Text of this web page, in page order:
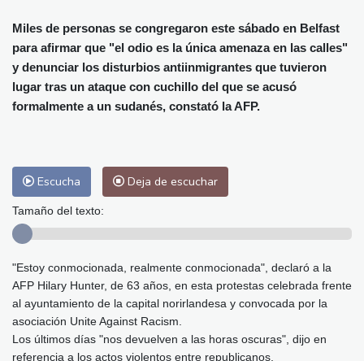
Málaga
33 °C Murcia
35 °C
Las Palmas de Gran Canaria
29 °C
Ibiza
31 °C Buenos Aires
10 °C
Caracas
24 °C Managua
24 °C
Miles de personas se congregaron este sábado en Belfast
para afirmar que "el odio es la única amenaza en las calles"
y denunciar los disturbios antiinmigrantes que tuvieron
lugar tras un ataque con cuchillo del que se acusó
formalmente a un sudanés, constató la AFP.
Escucha Deja de escuchar
Tamaño del texto:
"Estoy conmocionada, realmente conmocionada", declaró a la
AFP Hilary Hunter, de 63 años, en esta protestas celebrada frente
al ayuntamiento de la capital norirlandesa y convocada por la
asociación Unite Against Racism.
Los últimos días "nos devuelven a las horas oscuras", dijo en
referencia a los actos violentos entre republicanos,